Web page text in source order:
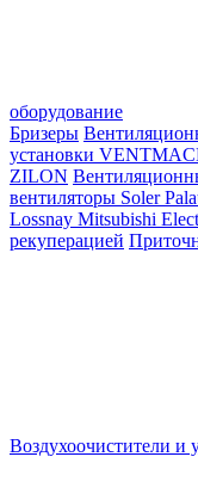
оборудование
Бризеры
установки
ZILON
вентиляторы Soler
Lossnay Mitsubishi
рекуперацией
Воздухоочистители и